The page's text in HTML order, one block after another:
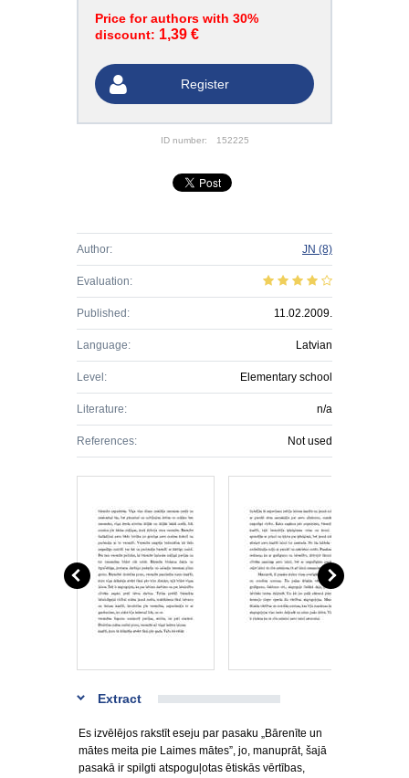
Price for authors with 30%
discount: 1,39 €
Register
ID number: 152225
Author: JN (8)
Evaluation:
Published: 11.02.2009.
Language: Latvian
Level: Elementary school
Literature: n/a
References: Not used
Extract
Es izvēlējos rakstīt eseju par pasaku „Bārenīte un
mātes meita pie Laimes mātes”, jo, manuprāt, šajā
pasakā ir spilgti atspoguļotas ētiskās vērtības,